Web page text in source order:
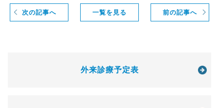
外来診療予定表
次の記事へ 一覧を見る 前の記事へ